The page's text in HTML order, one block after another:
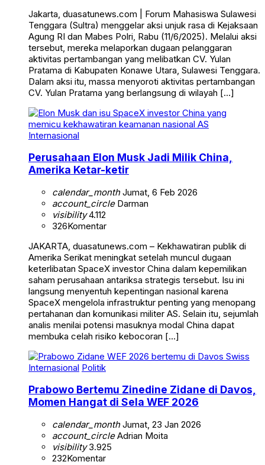
Jakarta, duasatunews.com | Forum Mahasiswa Sulawesi
Tenggara (Sultra) menggelar aksi unjuk rasa di Kejaksaan
Agung RI dan Mabes Polri, Rabu (11/6/2025). Melalui aksi
tersebut, mereka melaporkan dugaan pelanggaran
aktivitas pertambangan yang melibatkan CV. Yulan
Pratama di Kabupaten Konawe Utara, Sulawesi Tenggara.
Dalam aksi itu, massa menyoroti aktivitas pertambangan
CV. Yulan Pratama yang berlangsung di wilayah […]
Internasional
Perusahaan Elon Musk Jadi Milik China,
Amerika Ketar-ketir
calendar_monthJumat, 6 Feb 2026
account_circleDarman
visibility4.112
326Komentar
JAKARTA, duasatunews.com – Kekhawatiran publik di
Amerika Serikat meningkat setelah muncul dugaan
keterlibatan SpaceX investor China dalam kepemilikan
saham perusahaan antariksa strategis tersebut. Isu ini
langsung menyentuh kepentingan nasional karena
SpaceX mengelola infrastruktur penting yang menopang
pertahanan dan komunikasi militer AS. Selain itu, sejumlah
analis menilai potensi masuknya modal China dapat
membuka celah risiko kebocoran […]
Internasional Politik
Prabowo Bertemu Zinedine Zidane di Davos,
Momen Hangat di Sela WEF 2026
calendar_monthJumat, 23 Jan 2026
account_circleAdrian Moita
visibility3.925
232Komentar